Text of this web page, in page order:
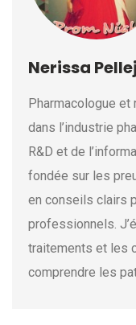
Nerissa
Pharmacologue
dans l’industrie
R&D et de
fondée sur les
en conseils clairs
professionnels.
traitements et les
comprendre les